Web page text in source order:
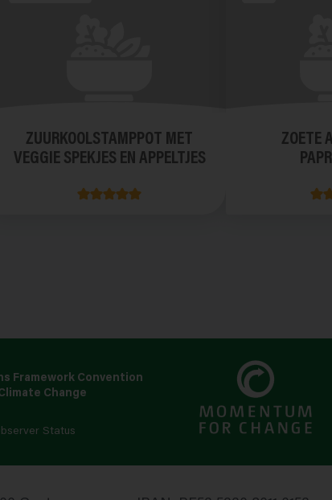
ZUURKOOLSTAMPPOT MET
VEGGIE SPEKJES EN APPELTJES
ZOETE
Framework Convention
Change
Status